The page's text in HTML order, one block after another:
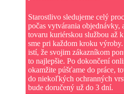
Starostlivo sledujeme celý
počas vytvárania objednávky,
tovaru kuriérskou službou až
sme pri každom kroku
istí, že svojim zákazníkom
to najlepšie. Po dokončení
okamžite púšťame do práce,
do niekoľkých ochranných
bude doručený už do 3 dní.